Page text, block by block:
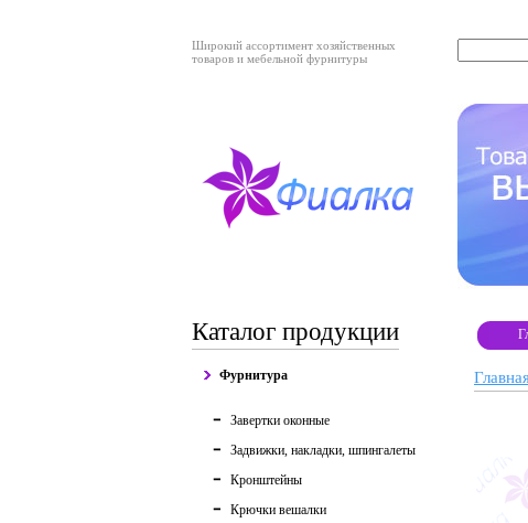
Широкий ассортимент хозяйственных
товаров и мебельной фурнитуры
Каталог продукции
Фурнитура
Завертки оконные
Задвижки, накладки, шпингалеты
Кронштейны
Крючки вешалки